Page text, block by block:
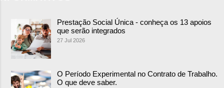
Prestação Social Única - conheça os 13 apoios
que serão integrados
27 Jul 2026
O Período Experimental no Contrato de Trabalho.
O que deve saber.